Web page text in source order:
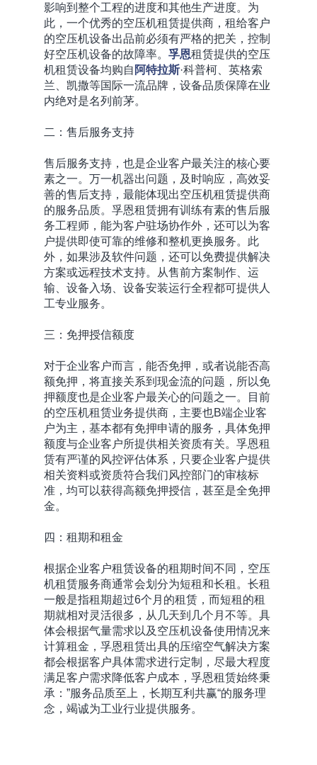
影响到整个工程的进度和其他生产进度。为
此，一个优秀的空压机租赁提供商，租给客户
的空压机设备出品前必须有严格的把关，控制
好空压机设备的故障率。孚恩租赁提供的空压
机租赁设备均购自 阿特拉斯·科普柯、英格索
兰、凯撒等国际一流品牌，设备品质保障在业
内绝对是名列前茅。
二：售后服务支持
售后服务支持，也是企业客户最关注的核心要
素之一。万一机器出问题，及时响应，高效妥
善的售后支持，最能体现出空压机租赁提供商
的服务品质。孚恩租赁拥有训练有素的售后服
务工程师，能为客户驻场协作外，还可以为客
户提供即使可靠的维修和整机更换服务。此
外，如果涉及软件问题，还可以免费提供解决
方案或远程技术支持。从售前方案制作、运
输、设备入场、设备安装运行全程都可提供人
工专业服务。
三：免押授信额度
对于企业客户而言，能否免押，或者说能否高
额免押，将直接关系到现金流的问题，所以免
押额度也是企业客户最关心的问题之一。目前
的空压机租赁业务提供商，主要也B端企业客
户为主，基本都有免押申请的服务，具体免押
额度与企业客户所提供相关资质有关。孚恩租
赁有严谨的风控评估体系，只要企业客户提供
相关资料或资质符合我们风控部门的审核标
准，均可以获得高额免押授信，甚至是全免押
金。
四：租期和租金
根据企业客户租赁设备的租期时间不同，空压
机租赁服务商通常会划分为短租和长租。长租
一般是指租期超过6个月的租赁，而短租的租
期就相对灵活很多，从几天到几个月不等。具
体会根据气量需求以及空压机设备使用情况来
计算租金，孚恩租赁出具的压缩空气解决方案
都会根据客户具体需求进行定制，尽最大程度
满足客户需求降低客户成本，孚恩租赁始终秉
承：”服务品质至上，长期互利共赢“的服务理
念，竭诚为工业行业提供服务。